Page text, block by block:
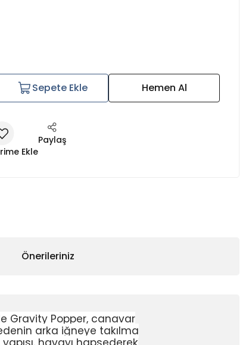
Sepete Ekle Hemen Al
Paylaş
Önerileriniz
Gravity Popper, canavar
arka iğneye takılma